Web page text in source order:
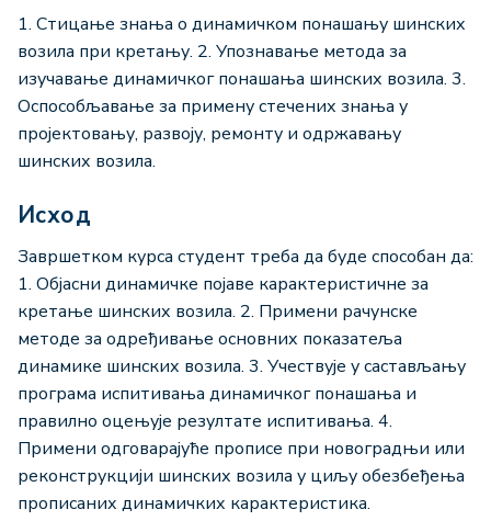
1. Стицање знања о динамичком понашању шинских
возила при кретању. 2. Упознавање метода за
изучавање динамичког понашања шинских возила. 3.
Оспособљавање за примену стечених знања у
пројектовању, развоју, ремонту и одржавању
шинских возила.
Исход
Завршетком курса студент треба да буде способан да:
1. Објасни динамичке појаве карактеристичне за
кретање шинских возила. 2. Примени рачунске
методе за одређивање основних показатеља
динамике шинских возила. 3. Учествује у састављању
програма испитивања динамичког понашања и
правилно оцењујe резултате испитивања. 4.
Примени одговарајуће прописе при новоградњи или
реконструкцији шинских возила у циљу обезбеђења
прописаних динамичких карактеристика.